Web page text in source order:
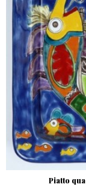
Piatto